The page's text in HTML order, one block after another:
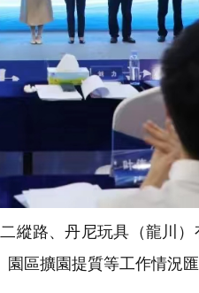
路、丹尼玩具（龍川
區擴園提質等工作情況匯